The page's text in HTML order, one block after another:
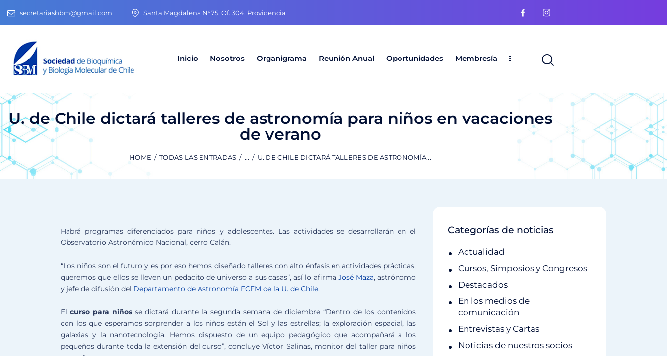
secretariasbbm@gmail.com Santa Magdalena N°75, Of. 304, Providencia
Inicio Nosotros Organigrama Reunión Anual Oportunidades Membresía
U. de Chile dictará talleres de astronomía para niños en vacaciones
de verano
HOME TODAS LAS ENTRADAS ... U. DE CHILE DICTARÁ TALLERES DE ASTRONOMÍA...
Habrá programas diferenciados para niños y adolescentes. Las actividades se desarrollarán en el
Observatorio Astronómico Nacional, cerro Calán.
“Los niños son el futuro y es por eso hemos diseñado talleres con alto énfasis en actividades prácticas,
queremos que ellos se lleven un pedacito de universo a sus casas”, así lo afirma José Maza, astrónomo
y jefe de difusión del Departamento de Astronomía FCFM de la U. de Chile.
El curso para niñosse dictará durante la segunda semana de diciembre “Dentro de los contenidos
con los que esperamos sorprender a los niños están el Sol y las estrellas; la exploración espacial, las
galaxias y la nanotecnología. Hemos dispuesto de un equipo pedagógico que acompañará a los
pequeños durante toda la extensión del curso”, concluye Víctor Salinas, monitor del taller para niños
Categorías de noticias
Actualidad
Cursos, Simposios y Congresos
Destacados
En los medios de
comunicación
Entrevistas y Cartas
Noticias de nuestros socios